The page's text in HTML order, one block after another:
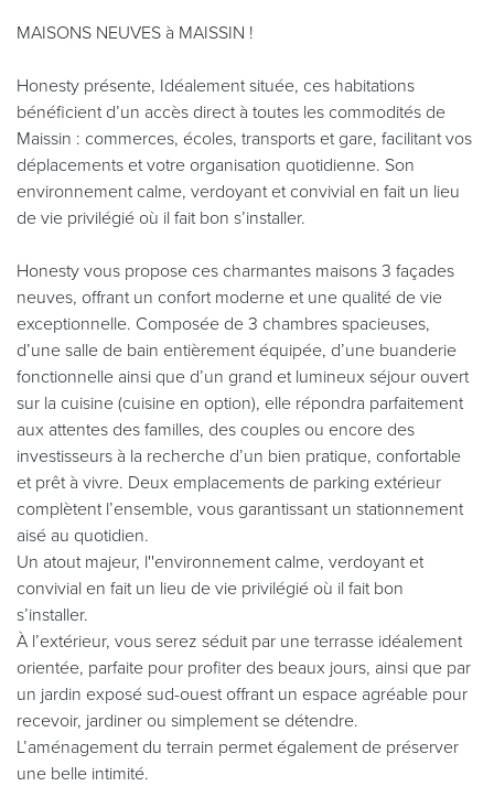
MAISONS NEUVES à MAISSIN !
Honesty présente, Idéalement située, ces habitations
bénéficient d’un accès direct à toutes les commodités de
Maissin : commerces, écoles, transports et gare, facilitant vos
déplacements et votre organisation quotidienne. Son
environnement calme, verdoyant et convivial en fait un lieu
de vie privilégié où il fait bon s’installer.
Honesty vous propose ces charmantes maisons 3 façades
neuves, offrant un confort moderne et une qualité de vie
exceptionnelle. Composée de 3 chambres spacieuses,
d’une salle de bain entièrement équipée, d’une buanderie
fonctionnelle ainsi que d’un grand et lumineux séjour ouvert
sur la cuisine (cuisine en option), elle répondra parfaitement
aux attentes des familles, des couples ou encore des
investisseurs à la recherche d’un bien pratique, confortable
et prêt à vivre. Deux emplacements de parking extérieur
complètent l’ensemble, vous garantissant un stationnement
aisé au quotidien.
Un atout majeur, l''environnement calme, verdoyant et
convivial en fait un lieu de vie privilégié où il fait bon
s’installer.
À l’extérieur, vous serez séduit par une terrasse idéalement
orientée, parfaite pour profiter des beaux jours, ainsi que par
un jardin exposé sud-ouest offrant un espace agréable pour
recevoir, jardiner ou simplement se détendre.
L’aménagement du terrain permet également de préserver
une belle intimité.